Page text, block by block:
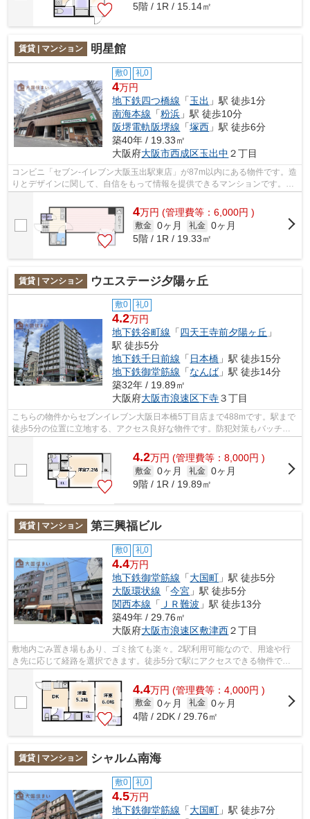
5階 / 1R / 15.14㎡
賃貸 | マンション 明星館
敷0 礼0
4万円
地下鉄四つ橋線 「玉出 」駅 徒歩1分
南海本線 「粉浜 」駅 徒歩10分
阪堺電軌阪堺線 「塚西 」駅 徒歩6分
築40年 / 19.33㎡
大阪府大阪市西成区玉出中 ２丁目
コンビニ「セブン-イレブン大阪玉出駅東店」が87m以内にある物件です。造
りとデザインに関して、自信をもって情報を提供できるマンションです。電
車での移動がより便利になる、2駅利用...
4万円 (管理費等：6,000円 )
敷金 0ヶ月 礼金 0ヶ月
5階 / 1R / 19.33㎡
賃貸 | マンション ウエステージ夕陽ヶ丘
敷0 礼0
4.2万円
地下鉄谷町線 「四天王寺前夕陽ヶ丘 」
駅 徒歩5分
地下鉄千日前線 「 日本橋 」駅 徒歩15分
地下鉄御堂筋線 「なんば」駅 徒歩14分
築32年 / 19.89㎡
大阪府大阪市浪速区下寺３丁目
こちらの物件からセブンイレブン大阪日本橋5丁目店まで488mです。駅まで
徒歩5分の位置に立地する、アクセス良好な物件です。防犯対策もバッチリ
4.2万円 (管理費等：8,000円 )
敷金 0ヶ月 礼金 0ヶ月
9階 / 1R / 19.89㎡
賃貸 | マンション 第三興福ビル
敷0 礼0
4.4万円
地下鉄御堂筋線 「大国町 」駅 徒歩5分
大阪環状線 「今宮 」駅 徒歩5分
関西本線 「 ＪＲ難波 」駅 徒歩13分
築49年 / 29.76㎡
大阪府大阪市浪速区敷津西２丁目
敷地内ごみ置き場もあり、ゴミ捨ても楽々。2駅利用可能なので、用途や行
き先に応じて経路を選択できます。徒歩5分で駅にアクセスできる物件で
4.4万円 (管理費等：4,000円 )
敷金 0ヶ月 礼金 0ヶ月
4階 / 2DK / 29.76㎡
賃貸 | マンション シャルム南海
敷0 礼0
4.5万円
地下鉄御堂筋線 「大国町 」駅 徒歩7分